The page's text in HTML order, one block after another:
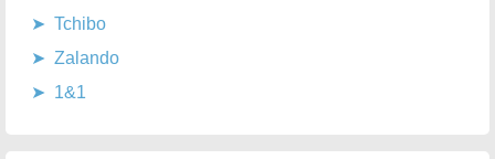
Tchibo
Zalando
1&1